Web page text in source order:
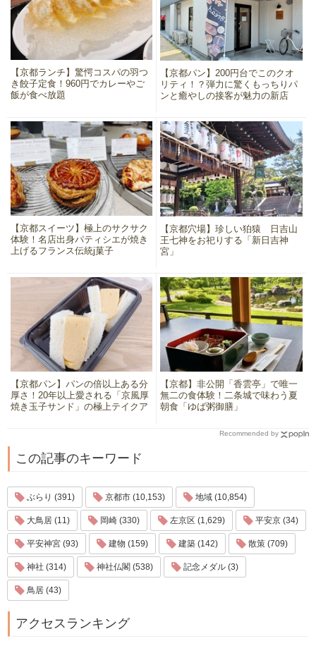
【京都ランチ】驚愕コスパの羽つ
き餃子定食！960円でカレーやご
飯が食べ放題
【京都パン】200円台でこのクオ
リティ！？弾力に驚くもっちりパ
ンと癒やしの接客が魅力の新店
【京都スイーツ】極上のサクサク
体験！名店出身パティシエが焼き
上げるフランス伝統j菓子
【京都穴場】珍しい狛猿 日吉山
王七神をお祀りする「新日吉神
宮」
【京都パン】パンの倍以上ある分
厚さ！20年以上愛される「京風厚
焼き玉子サンド」の極上テイクア
【京都】非公開「香雲亭」で唯一
無二の食体験！二条城で味わう夏
朝食「ゆば粥御膳」
Recommended by
この記事のキーワード
ぶらり (391) 京都市 (10,153) 地域 (10,854)
大鳥居 (11) 岡崎 (330) 左京区 (1,629) 平安京 (34)
平安神宮 (93) 建物 (159) 建築 (142) 散策 (709)
神社 (314) 神社仏閣 (538) 記念メダル (3)
鳥居 (43)
アクセスランキング